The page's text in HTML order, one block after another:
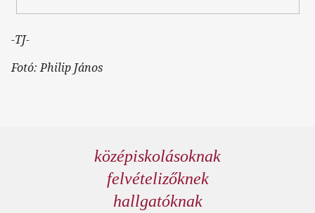
-TJ-
Fotó: Philip János
középiskolásoknak
felvételizőknek
hallgatóknak